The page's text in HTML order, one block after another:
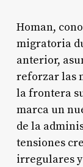
Homan,
migratoria
anterior,
reforzar las
la frontera
marca un
de la
tensiones
irregulares